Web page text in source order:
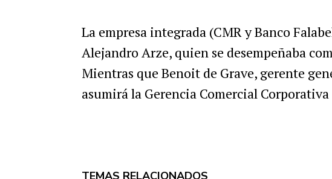
La empresa integrada (CMR y Banco
Alejandro Arze, quien se desempeñaba
Mientras que Benoit de Grave, gerente
asumirá la Gerencia Comercial
TEMAS RELACIONADOS